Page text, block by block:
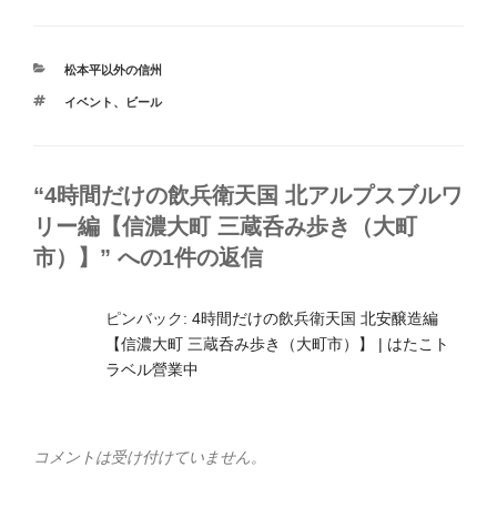
カ
ゴ
松本平以外の信州
タ
イベント 、 ビール
“4時間だけの飲兵衛天国 北アルプスブルワ
リー編【信濃大町 三蔵呑み歩き（大町
市）】” への1件の返信
ピンバック: 4時間だけの飲兵衛天国 北安醸造編
【信濃大町 三蔵呑み歩き（大町市）】 | はたこト
ラベル營業中
コメントは受け付けていません。